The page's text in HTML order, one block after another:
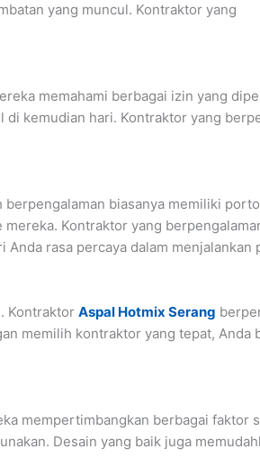
yang muncul. Kontraktor yang
memahami berbagai izin yang
kemudian hari. Kontraktor yang
biasanya memiliki
Kontraktor yang
rasa percaya dalam menjalankan
Kontraktor Aspal Hotmix Serang
memilih kontraktor yang tepat, Anda
mempertimbangkan berbagai faktor
Desain yang baik juga